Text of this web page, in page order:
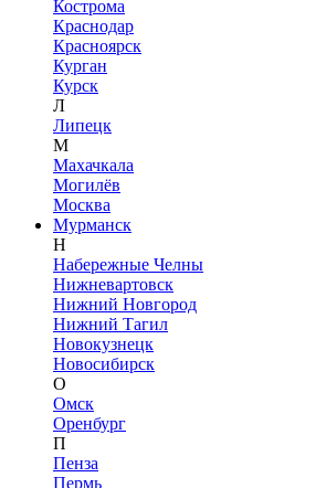
Кострома
Краснодар
Красноярск
Курган
Курск
Л
Липецк
М
Махачкала
Могилёв
Москва
Мурманск
Н
Набережные Челны
Нижневартовск
Нижний Новгород
Нижний Тагил
Новокузнецк
Новосибирск
О
Омск
Оренбург
П
Пенза
Пермь